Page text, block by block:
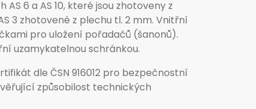
6 a AS 10, které jsou zhotoveny z
3 zhotovené z plechu tl. 2 mm. Vnitřní
pro uložení pořadačů (šanonů).
uzamykatelnou schránkou.
dle ČSN 916012 pro bezpečnostní
způsobilost technických